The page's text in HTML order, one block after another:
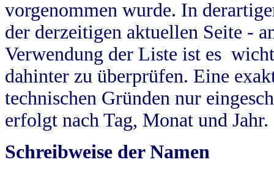
vorgenommen wurde. In
der derzeitigen aktuellen Seite -
Verwendung der Liste ist es
dahinter zu überprüfen. Eine
technischen Gründen nur
erfolgt nach Tag, Monat und Jahr.
Schreibweise der Namen